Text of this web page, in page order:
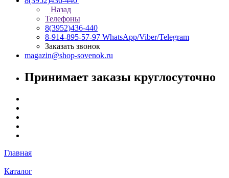
Назад
Телефоны
8(3952)436-440
8-914-895-57-97 WhatsApp/Viber/Telegram
Заказать звонок
magazin@shop-sovenok.ru
Принимает заказы круглосуточно
Главная
Каталог